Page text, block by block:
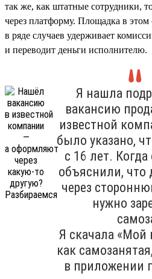
так же, как штатные сотрудники,
через платформу. Площадка в этом
в ряде случаев удерживает
и переводит деньги исполнителю.
Я нашла
вакансию
известной
было указано,
с 16 лет.
объяснили,
через
нужно
Я скачала «Мой
как
в приложении